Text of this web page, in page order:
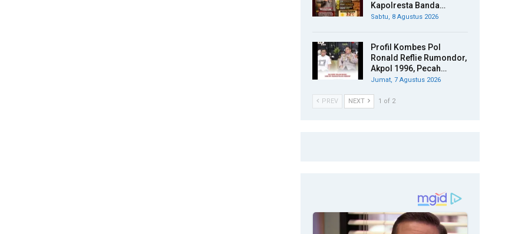
Kapolresta Banda…
Sabtu, 8 Agustus 2026
Profil Kombes Pol
Ronald Reflie Rumondor,
Akpol 1996, Pecah…
Jumat, 7 Agustus 2026
PREV NEXT 1 of 2